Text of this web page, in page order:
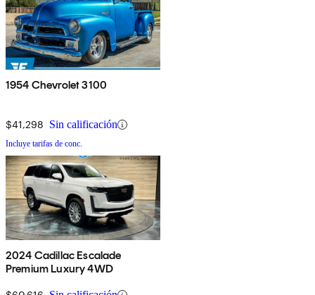
1954 Chevrolet 3100
$41,298 Sin calificación
Incluye tarifas de conc.
2024 Cadillac Escalade
Premium Luxury 4WD